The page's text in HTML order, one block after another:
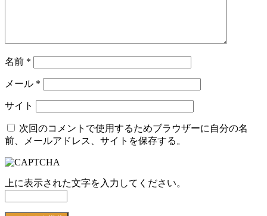
名前 *
メール *
サイト
次回のコメントで使用するためブラウザーに自分の名
前、メールアドレス、サイトを保存する。
上に表示された文字を入力してください。